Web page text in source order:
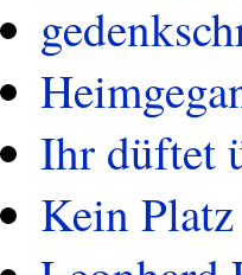
Ihr düftet
Kein